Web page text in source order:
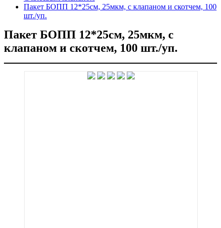
Пакет БОПП 12*25см, 25мкм, с клапаном и скотчем, 100
шт./уп.
Пакет БОПП 12*25см, 25мкм, с
клапаном и скотчем, 100 шт./уп.